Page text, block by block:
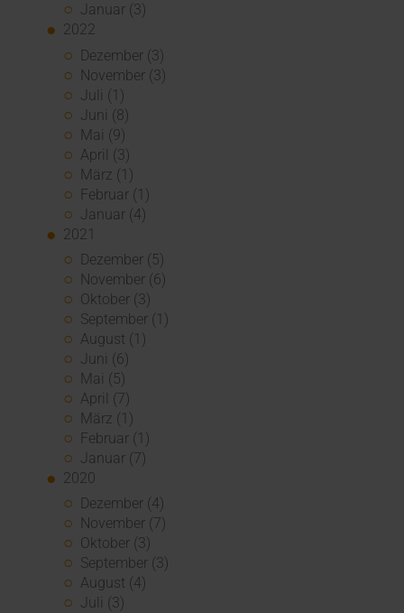
Januar (3)
2022
Dezember (3)
November (3)
Juli (1)
Juni (8)
Mai (9)
April (3)
März (1)
Februar (1)
Januar (4)
2021
Dezember (5)
November (6)
Oktober (3)
September (1)
August (1)
Juni (6)
Mai (5)
April (7)
März (1)
Februar (1)
Januar (7)
2020
Dezember (4)
November (7)
Oktober (3)
September (3)
August (4)
Juli (3)